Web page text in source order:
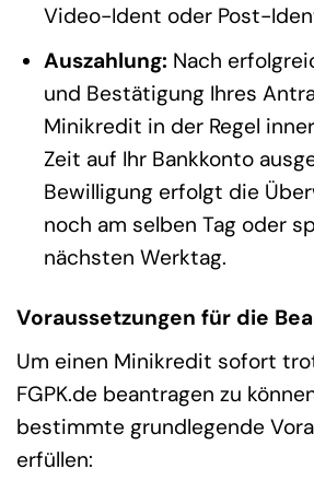
Video-Ident oder Post-
Auszahlung: Nach
und Bestätigung Ihres
Minikredit in der Regel
Zeit auf Ihr Bankkonto
Bewilligung erfolgt die
noch am selben Tag oder
nächsten Werktag.
Voraussetzungen für die
Um einen Minikredit sofort
FGPK.de beantragen zu
bestimmte grundlegende
erfüllen: